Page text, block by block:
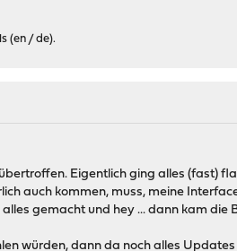
(en / de).
Eigentlich ging alles (fast)
auch kommen, muss, meine
gemacht und hey ... dann kam die
würden, dann da noch alles